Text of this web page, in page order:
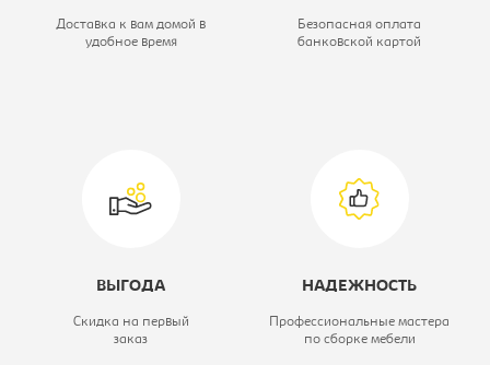
Доставка к вам домой в
удобное время
Безопасная оплата
банковской картой
ВЫГОДА
Скидка на первый
заказ
НАДЕЖНОСТЬ
Профессиональные мастера
по сборке мебели